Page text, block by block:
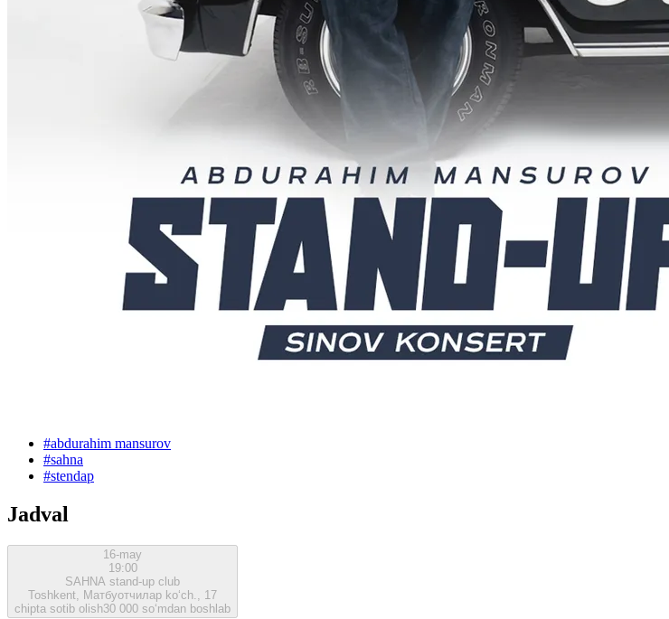
#abdurahim mansurov
#sahna
#stendap
Jadval
16-may
19:00
SAHNA stand-up club
Toshkent, Матбуотчилар ko‘ch., 17
chipta sotib olish30 000 so‘mdan boshlab